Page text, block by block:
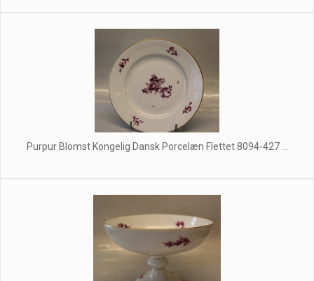
Purpur Blomst Kongelig Dansk Porcelæn Flettet 8094-427 ...